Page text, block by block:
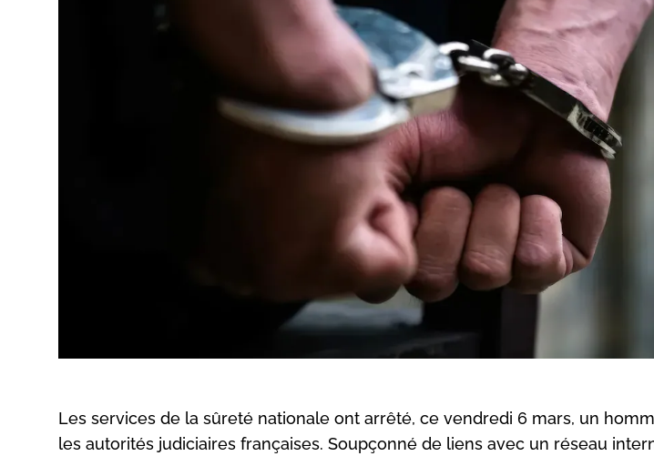
Les services de la sûreté nationale ont arrêté, ce vendredi 6 mars, un
les autorités judiciaires françaises. Soupçonné de liens avec un réseau